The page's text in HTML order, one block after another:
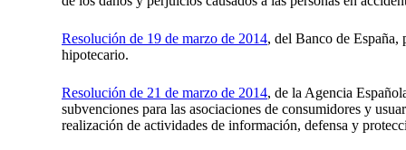
Resolución de 19 de marzo de 2014, del Banco de España,
hipotecario.
Resolución de 21 de marzo de 2014, de la Agencia
subvenciones para las asociaciones de consumidores y
realización de actividades de información, defensa y